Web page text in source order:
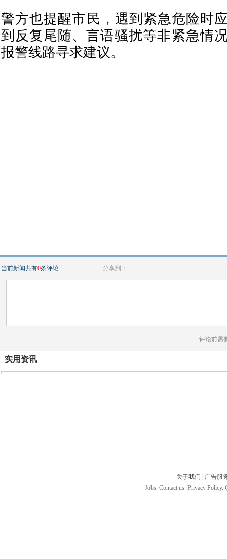
警方也提醒市民，遇到紧急危险时
到反复尾随、言语骚扰等非紧急情
报警线路寻求建议。
当前新闻共有0条评论 分享到：
评论前需
实用资讯
关于我们
广告服
Jobs. Contact us. Privacy